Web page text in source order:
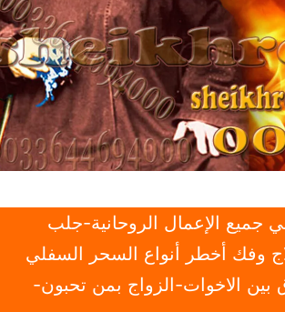
جميع الإعمال الروحانية-جلب
وفك أخطر أنواع السحر السفلي
الاخوات-الزواج بمن تحبون-